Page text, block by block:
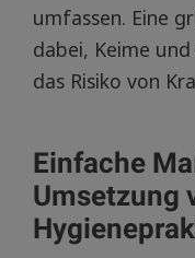
umfassen. Eine
dabei, Keime
das Risiko von
Einfache
Umsetzung